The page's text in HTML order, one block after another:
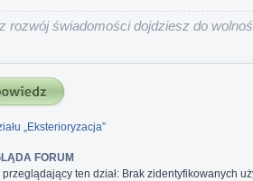
rozwój świadomości dojdziesz do
„Eksterioryzacja”
FORUM
przeglądający ten dział: Brak zidentyfikowanych